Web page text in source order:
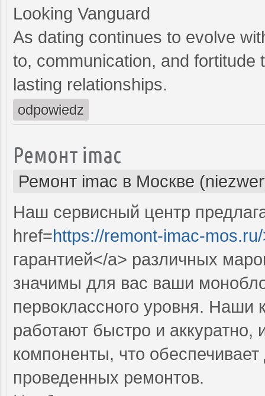
Looking Vanguard
As dating continues to evolve
to, communication, and
lasting relationships.
odpowiedz
Ремонт imac
Ремонт imac в Москве
Наш сервисный центр
href=https://remont-imac-
гарантией</a> различных
значимы для вас ваши
первоклассного уровня.
работают быстро и
компоненты, что
проведенных ремонтов.